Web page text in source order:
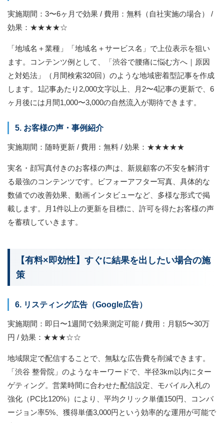
実施期間：3〜6ヶ月で効果 / 費用：無料（自社実施の場合） /
効果：★★★★☆
「地域名＋業種」「地域名＋サービス名」で上位表示を狙い
ます。コンテンツ例として、「渋谷で腰痛に悩む方へ｜原因
と対処法」（月間検索320回）のような地域密着型記事を作成
します。1記事あたり2,000文字以上、月2〜4記事の更新で、6
ヶ月後には月間1,000〜3,000の自然流入が期待できます。
5. お客様の声・事例紹介
実施期間：随時更新 / 費用：無料 / 効果：★★★★★
実名・顔写真付きのお客様の声は、新規顧客の不安を解消す
る最強のコンテンツです。ビフォーアフター写真、具体的な
数値での改善効果、動画インタビューなど、多様な形式で掲
載します。月1件以上の更新を目標に、許可を得たお客様の声
を蓄積していきます。
【有料×即効性】すぐに結果を出したい場合の施
策
6. リスティング広告（Google広告）
実施期間：即日〜1週間で効果測定可能 / 費用：月額5〜30万
円 / 効果：★★★☆☆
地域限定で配信することで、無駄な広告費を削減できます。
「渋谷 整骨院」のようなキーワードで、半径3km以内にター
ゲティング。営業時間に合わせた配信設定、モバイル入札の
強化（PC比120%）により、平均クリック単価150円、コンバ
ージョン率5%、獲得単価3,000円という効率的な運用が可能で